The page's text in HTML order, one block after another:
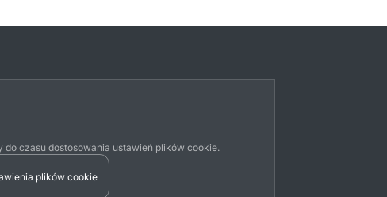
do czasu dostosowania ustawień plików cookie.
plików cookie